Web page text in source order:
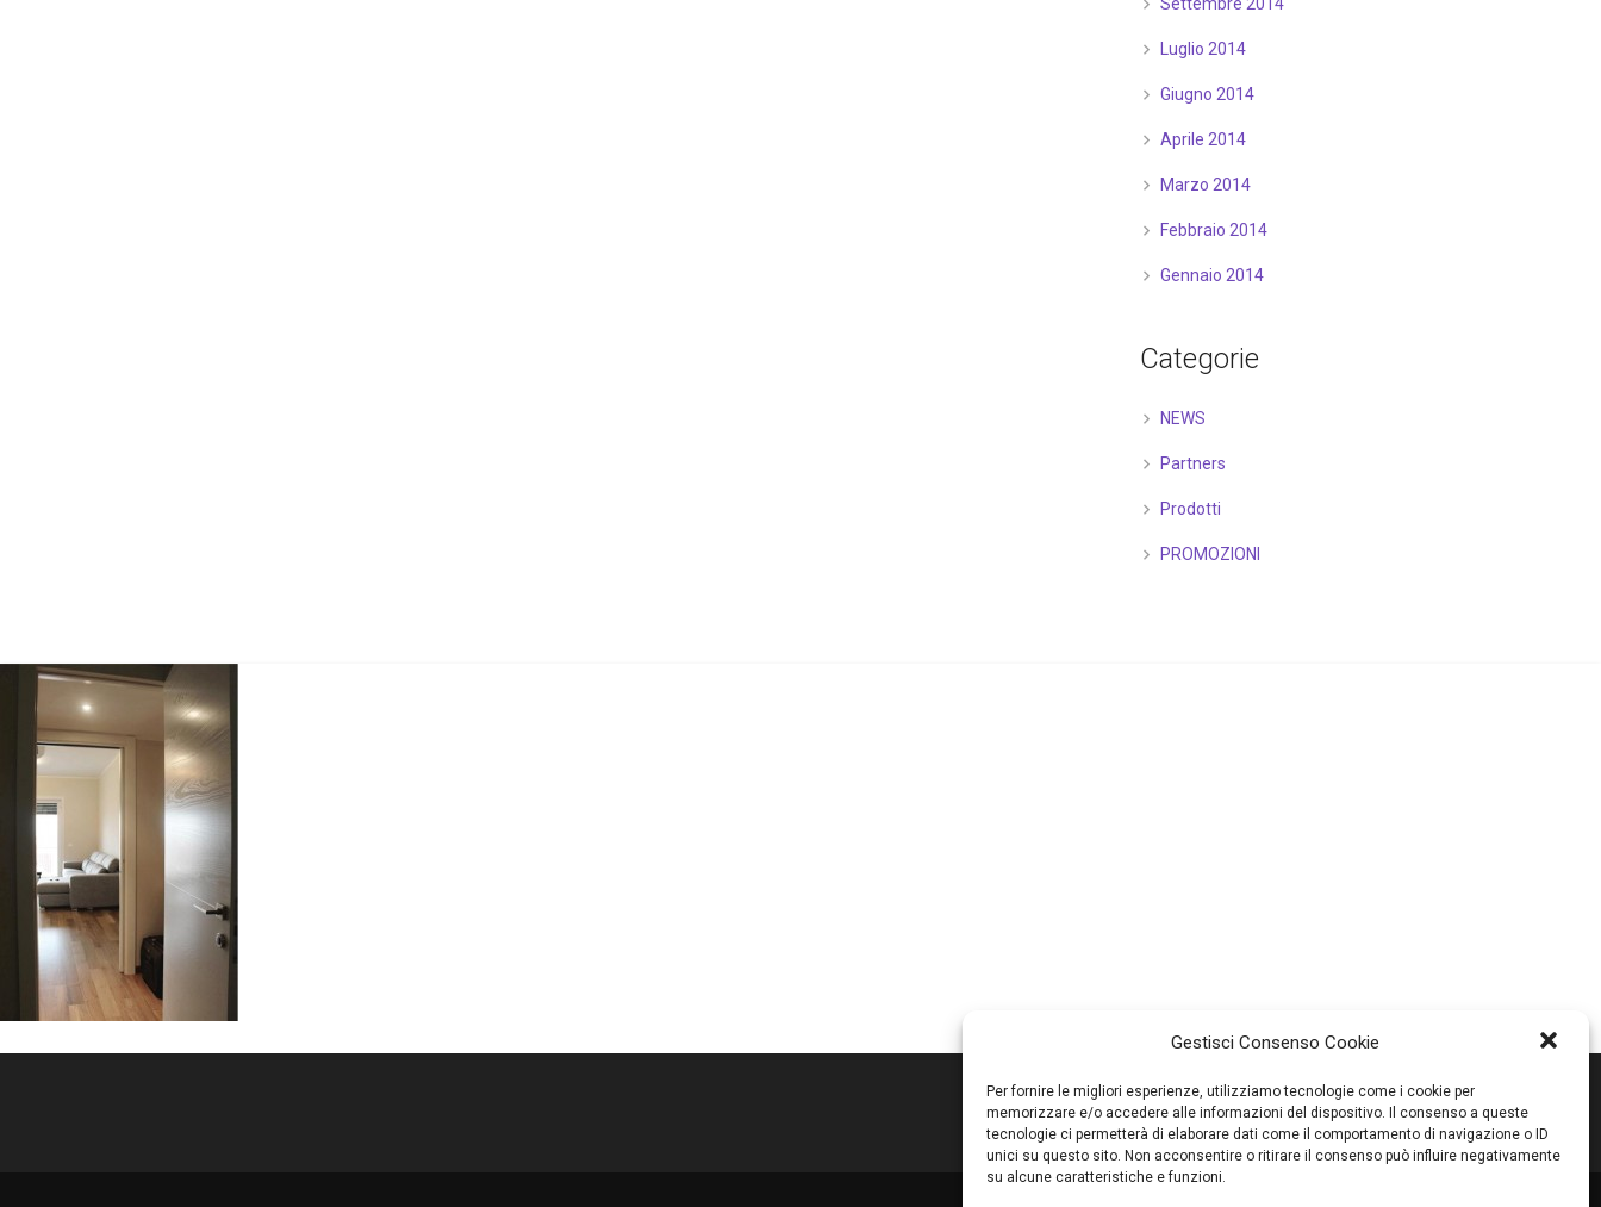
Gestisci Consenso Cookie
Per fornire le migliori esperienze, utilizziamo tecnologie come i cookie per
memorizzare e/o accedere alle informazioni del dispositivo. Il consenso a queste
tecnologie ci permetterà di elaborare dati come il comportamento di navigazione o ID
unici su questo sito. Non acconsentire o ritirare il consenso può influire negativamente
su alcune caratteristiche e funzioni.
Luglio 2014
Giugno 2014
Aprile 2014
Marzo 2014
Febbraio 2014
Gennaio 2014
Categorie
NEWS
Partners
Prodotti
PROMOZIONI